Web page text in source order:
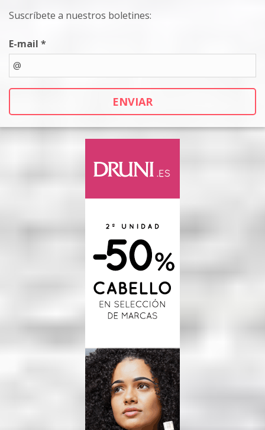
Suscríbete a nuestros boletines:
E-mail *